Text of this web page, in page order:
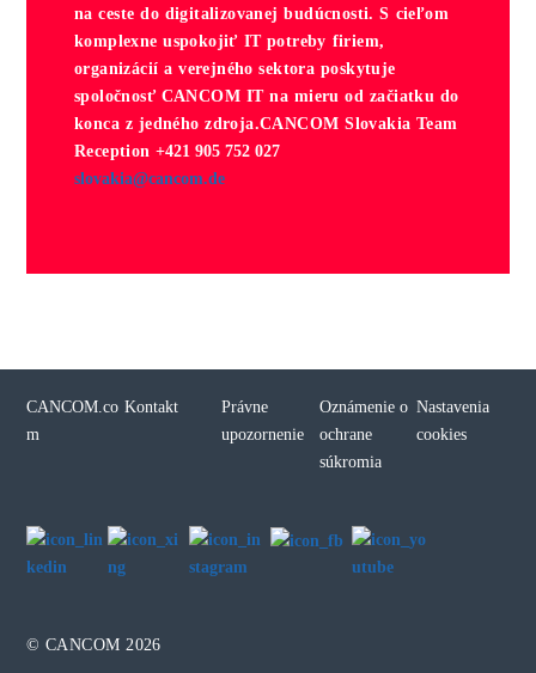
na ceste do digitalizovanej budúcnosti. S cieľom
komplexne uspokojiť IT potreby firiem,
organizácií a verejného sektora poskytuje
spoločnosť CANCOM IT na mieru od začiatku do
konca z jedného zdroja.CANCOM Slovakia Team
Reception+421 905 752 027
ed.mo
cnac@
aikav
ols
© CANCOM 2026
CANCOM.co
m
Kontakt
Právne
upozornenie
Oznámenie o
ochrane
súkromia
Nastavenia
cookies